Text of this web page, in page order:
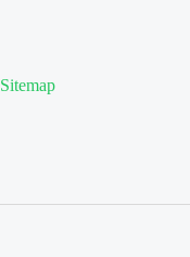
Sitemap